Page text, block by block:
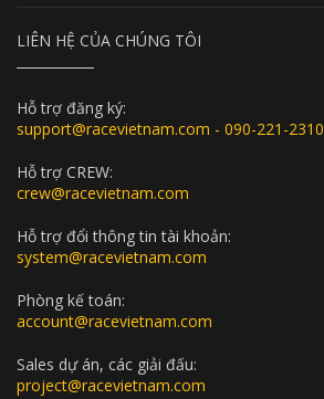
LIÊN HỆ CỦA CHÚNG TÔI
Hỗ trợ đăng ký:
support@racevietnam.com - 090-221-2310
Hỗ trợ CREW:
crew@racevietnam.com
Hỗ trợ đổi thông tin tài khoản:
system@racevietnam.com
Phòng kế toán:
account@racevietnam.com
Sales dự án, các giải đấu:
project@racevietnam.com